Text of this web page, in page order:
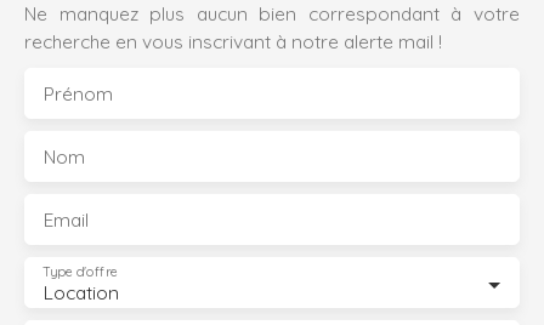
Ne manquez plus aucun bien correspondant à votre
recherche en vous inscrivant à notre alerte mail !
Prénom
Nom
Email
Location
Type d'offre